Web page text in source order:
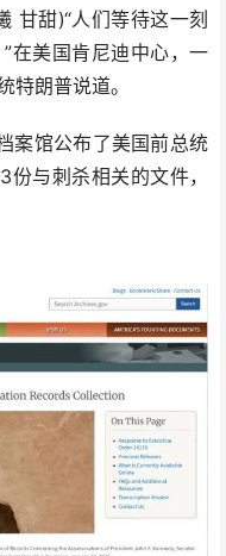
甜)“人们等待这一刻
在美国肯尼迪中心，一
特朗普说道。
馆公布了美国前总统
份与刺杀相关的文件，
竟揭